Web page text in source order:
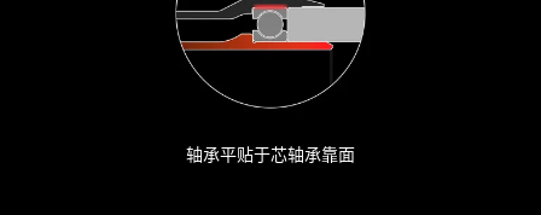
轴承平贴于芯轴承靠面